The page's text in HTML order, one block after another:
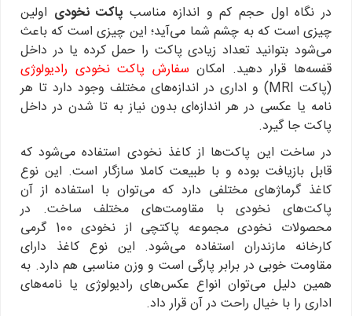
در نگاه اول حجم کم و اندازه مناسب پاکت نخودی اولین
چیزی است که به چشم شما می‌آید؛ این چیزی است که باعث
می‌شود بتوانید تعداد زیادی پاکت را حمل کرده یا در داخل
قفسه‌ها قرار دهید. امکان سفارش پاکت نخودی رادیولوژی
(پاکت MRI) و اداری در اندازه‌های مختلف وجود دارد تا هر
نامه یا عکسی در هر اندازه‌ای بدون نیاز به تا شدن در داخل
پاکت جا گیرد.
در ساخت این پاکت‌ها از کاغذ نخودی استفاده می‌شود که
قابل بازیافت بوده و با طبیعت کاملا سازگار است. این نوع
کاغذ گرماژهای مختلفی دارد که می‌توان با استفاده از آن
پاکت‌های نخودی با مقاومت‌های مختلف ساخت. در
محصولات نخودی مجموعه پاکتچی از نخودی 100 گرمی
کارخانه مازندران استفاده می‌شود. این نوع کاغذ دارای
مقاومت خوبی در برابر پارگی است و وزن مناسبی هم دارد. به
همین دلیل می‌توان انواع عکس‌های رادیولوژی یا نامه‌های
اداری را با خیال راحت در آن قرار داد.